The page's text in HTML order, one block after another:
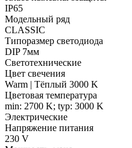
IP65
Модельный ряд
CLASSIC
Типоразмер светодиода
DIP 7мм
Светотехнические
Цвет свечения
Warm | Тёплый 3000 K
Цветовая температура
min: 2700 K; typ: 3000 K
Электрические
Напряжение питания
230 V